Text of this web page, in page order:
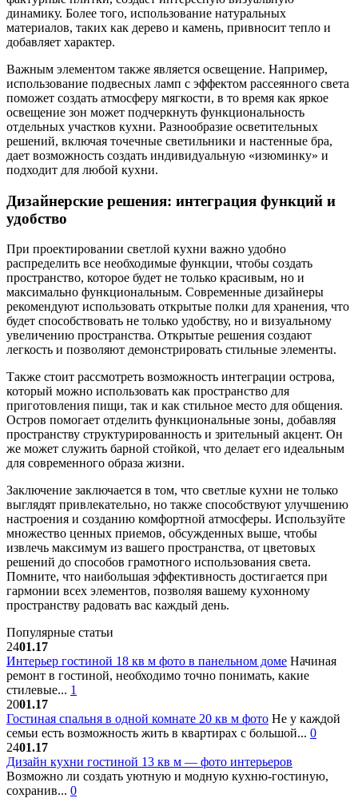
динамику. Более того, использование натуральных
материалов, таких как дерево и камень, привносит тепло и
добавляет характер.
Важным элементом также является освещение. Например,
использование подвесных ламп с эффектом рассеянного света
поможет создать атмосферу мягкости, в то время как яркое
освещение зон может подчеркнуть функциональность
отдельных участков кухни. Разнообразие осветительных
решений, включая точечные светильники и настенные бра,
дает возможность создать индивидуальную «изюминку» и
подходит для любой кухни.
Дизайнерские решения: интеграция функций и
удобство
При проектировании светлой кухни важно удобно
распределить все необходимые функции, чтобы создать
пространство, которое будет не только красивым, но и
максимально функциональным. Современные дизайнеры
рекомендуют использовать открытые полки для хранения, что
будет способствовать не только удобству, но и визуальному
увеличению пространства. Открытые решения создают
легкость и позволяют демонстрировать стильные элементы.
Также стоит рассмотреть возможность интеграции острова,
который можно использовать как пространство для
приготовления пищи, так и как стильное место для общения.
Остров помогает отделить функциональные зоны, добавляя
пространству структурированность и зрительный акцент. Он
же может служить барной стойкой, что делает его идеальным
для современного образа жизни.
Заключение заключается в том, что светлые кухни не только
выглядят привлекательно, но также способствуют улучшению
настроения и созданию комфортной атмосферы. Используйте
множество ценных приемов, обсужденных выше, чтобы
извлечь максимум из вашего пространства, от цветовых
решений до способов грамотного использования света.
Помните, что наибольшая эффективность достигается при
гармонии всех элементов, позволяя вашему кухонному
пространству радовать вас каждый день.
Популярные статьи
2401.17
Интерьер гостиной 18 кв м фото в панельном доме Начиная
ремонт в гостиной, необходимо точно понимать, какие
стилевые... 1
2001.17
Гостиная спальня в одной комнате 20 кв м фото Не у каждой
семьи есть возможность жить в квартирах с большой... 0
2401.17
Дизайн кухни гостиной 13 кв м — фото интерьеров
Возможно ли создать уютную и модную кухню-гостиную,
сохранив... 0